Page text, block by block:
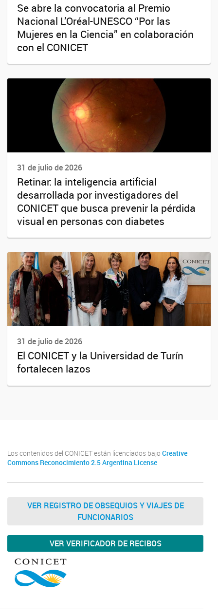
Se abre la convocatoria al Premio
Nacional L’Oréal-UNESCO “Por las
Mujeres en la Ciencia” en colaboración
con el CONICET
31 de julio de 2026
Retinar: la inteligencia artificial
desarrollada por investigadores del
CONICET que busca prevenir la pérdida
visual en personas con diabetes
31 de julio de 2026
El CONICET y la Universidad de Turín
fortalecen lazos
Los contenidos del CONICET están licenciados bajo Creative
Commons Reconocimiento 2.5 Argentina License
VER REGISTRO DE OBSEQUIOS Y VIAJES DE
FUNCIONARIOS
VER VERIFICADOR DE RECIBOS